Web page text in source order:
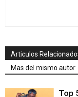
Articulos
Mas del mismo autor
Top